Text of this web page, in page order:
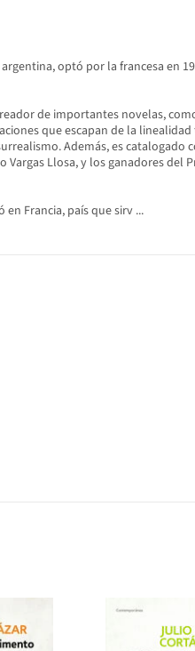
optó por la francesa en
de importantes novelas,
que escapan de la
Además, es catalogado
Llosa, y los ganadores del
Francia, país que sirv ...